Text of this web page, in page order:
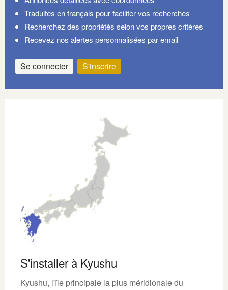
Traduites en français pour faciliter vos recherches
Recherchez des propriétés selon vos propres critères
Recevez nos alertes personnalisées par email
Se connecter S'inscrire
S'installer à Kyushu
Kyushu, l'île principale la plus méridionale du